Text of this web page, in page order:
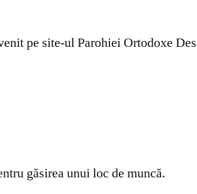
pe site-ul Parohiei Ortodoxe
găsirea unui loc de muncă.